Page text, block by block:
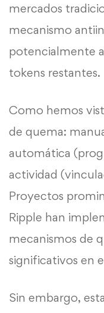
mercados
mecanismo
potencialmente
tokens restantes.
Como hemos
de quema:
automática
actividad
Proyectos
Ripple han
mecanismos de
significativos en
Sin embargo,